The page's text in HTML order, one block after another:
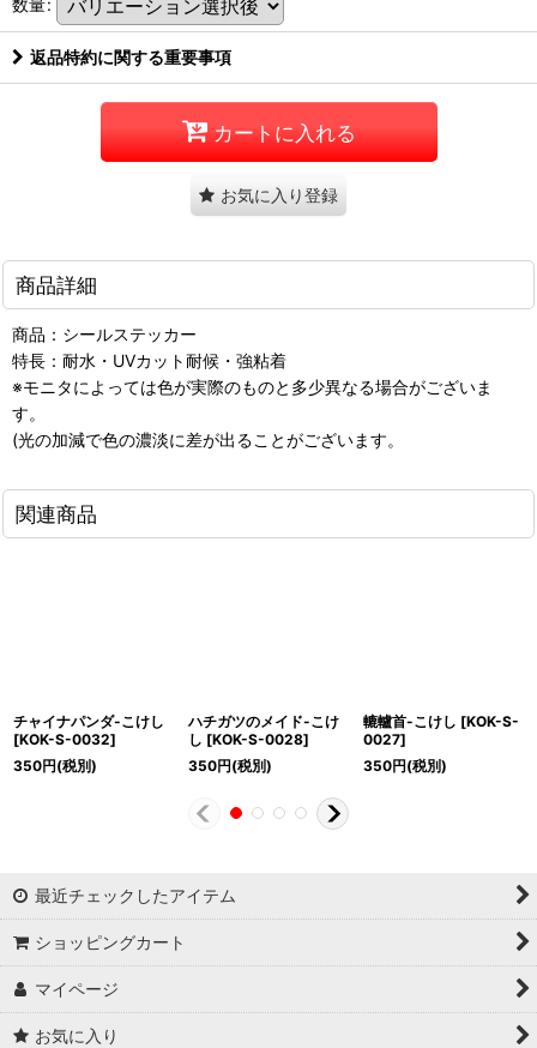
数量:
返品特約に関する重要事項
カートに入れる
お気に入り登録
商品詳細
商品：シールステッカー
特長：耐水・UVカット耐候・強粘着
※モニタによっては色が実際のものと多少異なる場合がございま
す。
(光の加減で色の濃淡に差が出ることがございます。
関連商品
チャイナパンダ-こけし
[KOK-S-0032]
350円(税別)
ハチガツのメイド-こけ
し [KOK-S-0028]
350円(税別)
轆轤首-こけし [KOK-S-
0027]
350円(税別)
最近チェックしたアイテム
ショッピングカート
マイページ
お気に入り